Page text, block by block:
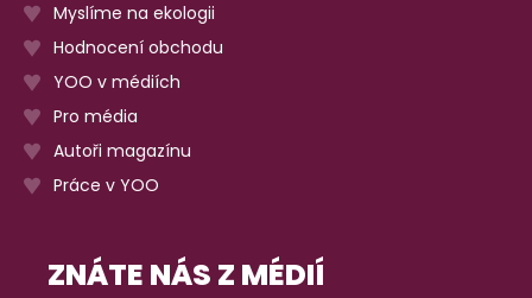
Myslíme na ekologii
Hodnocení obchodu
YOO v médiích
Pro média
Autoři magazínu
Práce v YOO
ZNÁTE NÁS Z MÉDIÍ